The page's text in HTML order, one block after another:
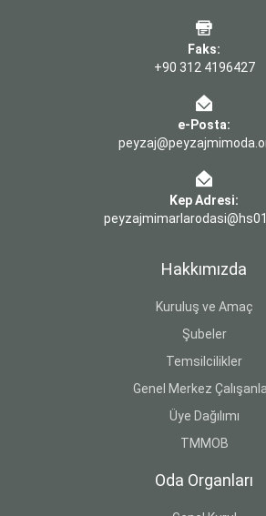
Faks:
+90 312 4196427
e-Posta:
Kep Adresi:
Hakkımızda
Kuruluş ve Amaç
Şubeler
Temsilcilikler
Genel Merkez
Üye Dağılımı
TMMOB
Oda Organları